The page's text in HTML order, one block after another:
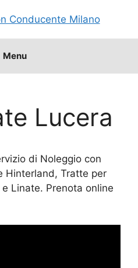
Menu
Lucera
di Noleggio con
Hinterland, Tratte per
Linate. Prenota online